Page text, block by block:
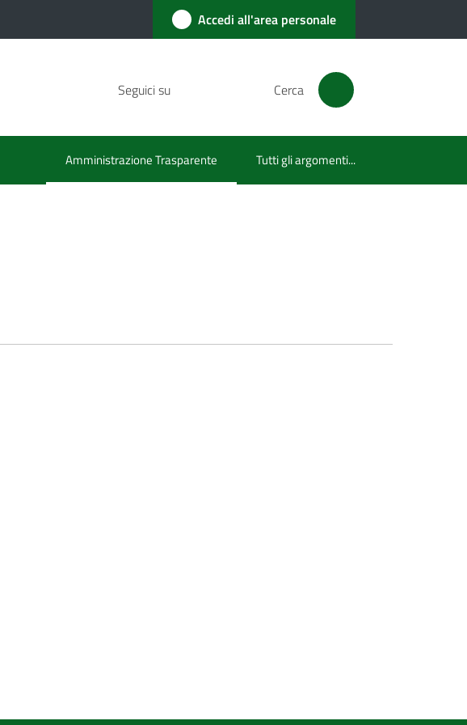
Accedi all'area personale
Seguici su Cerca
Amministrazione Trasparente
Menu selezionato Tutti gli argomenti...